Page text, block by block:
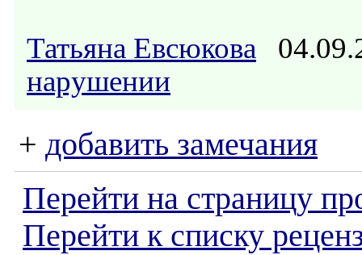
Татьяна Евсюкова
нарушении
+ добавить замечания
Перейти на страницу
Перейти к списку